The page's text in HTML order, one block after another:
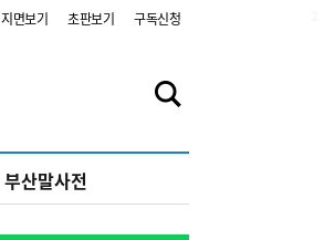
지면보기 초판보기 구독신청
부산말사전